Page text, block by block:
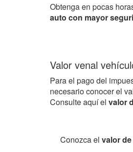
Obtenga en pocas
auto con mayor
Valor venal
Para el pago del
necesario conocer el
Consulte aquí el valor
Conozca el valor